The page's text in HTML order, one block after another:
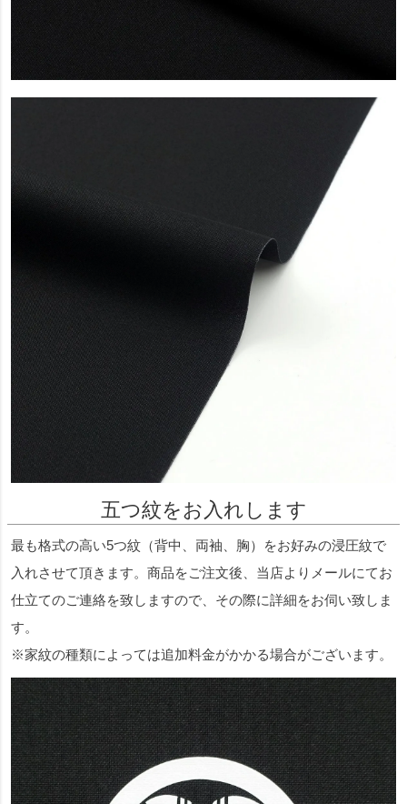
五つ紋をお入れします
最も格式の高い5つ紋（背中、両袖、胸）をお好みの浸圧紋で
入れさせて頂きます。商品をご注文後、当店よりメールにてお
仕立てのご連絡を致しますので、その際に詳細をお伺い致しま
す。
※家紋の種類によっては追加料金がかかる場合がございます。